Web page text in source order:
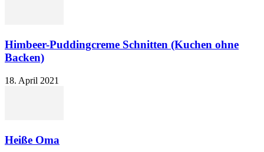
Himbeer-Puddingcreme Schnitten (Kuchen ohne
Backen)
18. April 2021
Heiße Oma